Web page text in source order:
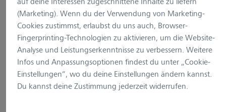
Wird geladen…
(Marketing). Wenn du der Verwendung von Marketing-
Cookies zustimmst, erlaubst du uns auch, Browser-
Fingerprinting-Technologien zu aktivieren, um die Website-
Analyse und Leistungserkenntnisse zu verbessern. Weitere
Infos und Anpassungsoptionen findest du unter „Cookie-
Einstellungen“, wo du deine Einstellungen ändern kannst.
Du kannst deine Zustimmung jederzeit widerrufen.